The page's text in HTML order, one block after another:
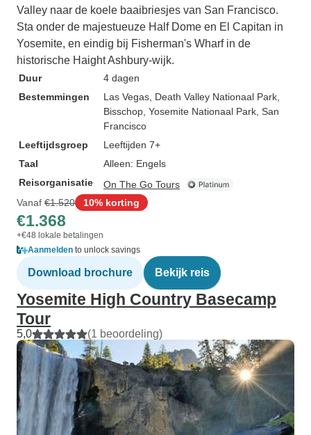
Valley naar de koele baaibriesjes van San Francisco.
Sta onder de majestueuze Half Dome en El Capitan in
Yosemite, en eindig bij Fisherman's Wharf in de
historische Haight Ashbury-wijk.
Duur
4 dagen
Bestemmingen
Las Vegas , Death Valley Nationaal Park
Bisschop , Yosemite Nationaal Park , San
Francisco
Leeftijdsgroep
Leeftijden 7+
Taal
Alleen: Engels
Reisorganisatie
On The Go Tours
Vanaf €1.520 10% korting
€1.368
+€48 lokale betalingen
Aanmelden to unlock savings
Download brochure Bekijk reis
Yosemite High Country Basecamp
Tour
5,0 (1 beoordeling)